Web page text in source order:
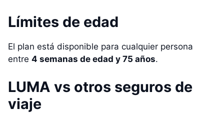
Límites de edad
El plan está disponible para cualquier persona
entre 4 semanas de edad y 75 años.
LUMA vs otros seguros de
viaje